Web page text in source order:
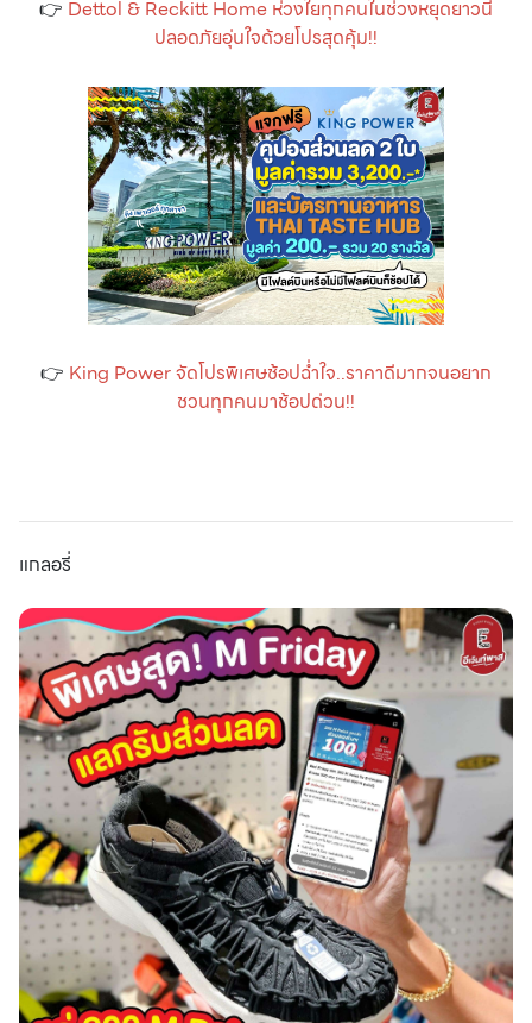
👉 Dettol & Reckitt Home ห่วงใยทุกคนในช่วงหยุดยาวนี้
ปลอดภัยอุ่นใจด้วยโปรสุดคุ้ม!!
👉 King Power จัดโปรพิเศษช้อปฉ่ำใจ..ราคาดีมากจนอยาก
ชวนทุกคนมาช้อปด่วน!!
แกลอรี่